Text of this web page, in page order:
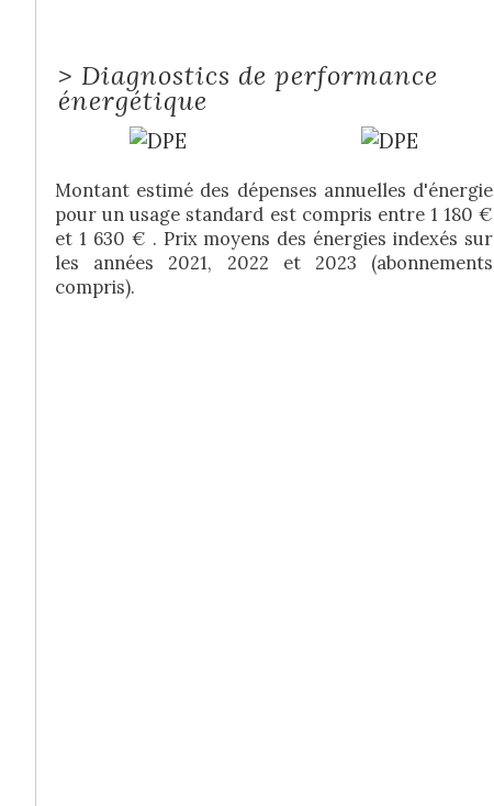
> Diagnostics de performance
énergétique
Montant estimé des dépenses annuelles d'énergie
pour un usage standard est compris entre 1 180 €
et 1 630 € . Prix moyens des énergies indexés sur
les années 2021, 2022 et 2023 (abonnements
compris).